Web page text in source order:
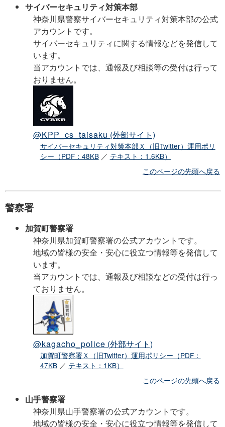
サイバーセキュリティ対策本部
神奈川県警察サイバーセキュリティ対策本部の公式
アカウントです。
サイバーセキュリティに関する情報などを発信して
います。
当アカウントでは、通報及び相談等の受付は行って
おりません。
@KPP_cs_taisaku (外部サイト)
サイバーセキュリティ対策本部Ｘ（旧Twitter）運用ポリ
シー（PDF：48KB／ テキスト：1.6KB）
このページの先頭へ戻る
警察署
加賀町警察署
神奈川県加賀町警察署の公式アカウントです。
地域の皆様の安全・安心に役立つ情報等を発信して
います。
当アカウントでは、通報及び相談などの受付は行っ
ておりません。
@kagacho_police (外部サイト)
加賀町警察署Ｘ（旧Twitter）運用ポリシー（PDF：
47KB／ テキスト：1KB）
このページの先頭へ戻る
山手警察署
神奈川県山手警察署の公式アカウントです。
地域の皆様の安全・安心に役立つ情報等を発信して